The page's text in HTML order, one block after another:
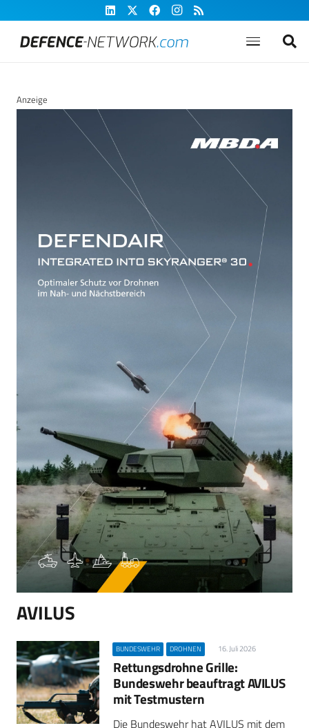
Anzeige
AVILUS
BUNDESWEHR DROHNEN 16. Juli 2026
Rettungsdrohne Grille:
Bundeswehr beauftragt AVILUS
mit Testmustern
Die Bundeswehr hat AVILUS mit dem